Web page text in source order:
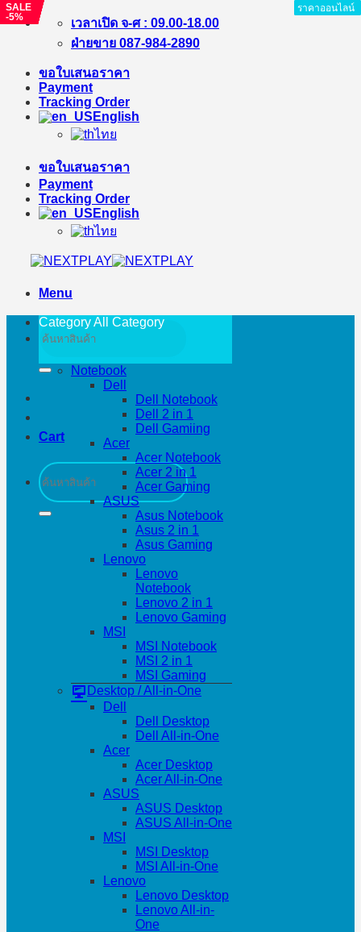
Skip
เวลาเปิด จ-ศ : 09.00-18.00
ฝ่ายขาย 087-984-2890
ขอใบเสนอราคา
Payment
Tracking Order
English
ไทย
ขอใบเสนอราคา
Payment
Tracking Order
English
ไทย
Menu
Search
for:
Cart
Search
for:
Category All Category
Notebook
Dell
Dell Notebook
Dell 2 in 1
Dell Gamiing
Acer
Acer Notebook
Acer 2 in 1
Acer Gaming
ASUS
Asus Notebook
Asus 2 in 1
Asus Gaming
Lenovo
Lenovo
Notebook
Lenovo 2 in 1
Lenovo Gaming
MSI
MSI Notebook
MSI 2 in 1
MSI Gaming
Desktop / All-in-One
Dell
Dell Desktop
Dell All-in-One
Acer
Acer Desktop
Acer All-in-One
ASUS
ASUS Desktop
ASUS All-in-One
MSI
MSI Desktop
MSI All-in-One
Lenovo
Lenovo Desktop
Lenovo All-in-
One
ราคาออนไลน์
SALE
-5%
ราคาออนไลน์
SALE
-1%
ราคาออนไลน์
SALE
-17%
ราคาออนไลน์
SALE
-12%
ราคาออนไลน์
ราคาออนไลน์
SALE
-2%
ราคาออนไลน์
SALE
-7%
ราคาออนไลน์
SALE
-7%
ราคาออนไลน์
SALE
-1%